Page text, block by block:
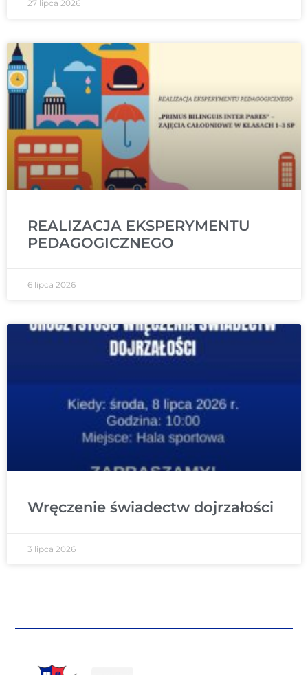
27 lipca 2026
REALIZACJA EKSPERYMENTU
PEDAGOGICZNEGO
6 lipca 2026
Wręczenie świadectw dojrzałości
3 lipca 2026